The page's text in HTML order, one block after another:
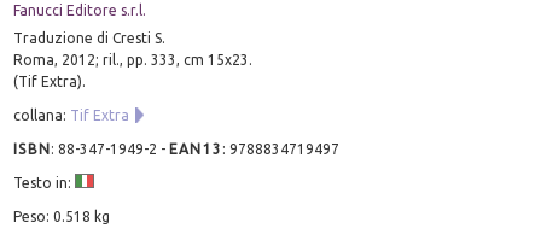
Fanucci Editore s.r.l.
Traduzione di Cresti S.
Roma, 2012; ril., pp. 333, cm 15x23.
(Tif Extra).
collana: Tif Extra
ISBN:88-347-1949-2 - EAN13 :9788834719497
Testo in:
Peso: 0.518 kg